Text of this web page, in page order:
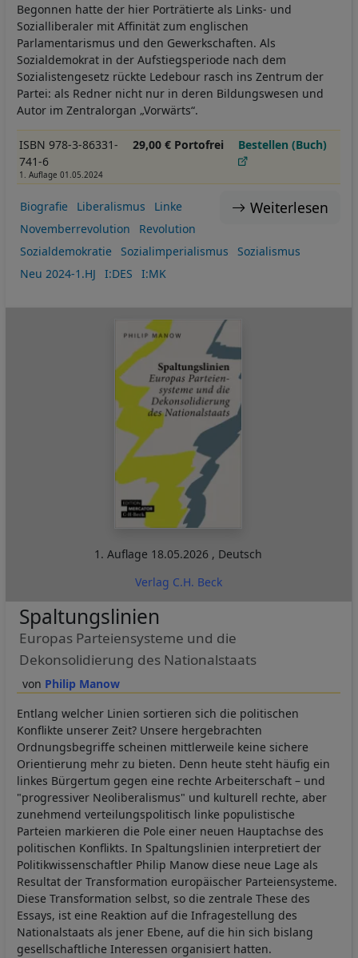
Begonnen hatte der hier Porträtierte als Links- und
Sozialliberaler mit Affinität zum englischen
Parlamentarismus und den Gewerkschaften. Als
Sozialdemokrat in der Aufstiegsperiode nach dem
Sozialistengesetz rückte Ledebour rasch ins Zentrum der
Partei: als Redner nicht nur in deren Bildungswesen und
Autor im Zentralorgan „Vorwärts“.
ISBN 978-3-86331-
741-6
1. Auflage 01.05.2024
29,00 € Portofrei Bestellen (Buch)
Weiterlesen
Biografie Liberalismus
Linke
Novemberrevolution
Revolution
Sozialdemokratie
Sozialimperialismus
Sozialismus
Neu 2024-1.HJ
I:DES I:MK
1. Auflage 18.05.2026 , Deutsch
Verlag C.H. Beck
Philip Manow
Spaltungslinien
Europas Parteiensysteme und die
Dekonsolidierung des Nationalstaats
Entlang welcher Linien sortieren sich die politischen
Konflikte unserer Zeit? Unsere hergebrachten
Ordnungsbegriffe scheinen mittlerweile keine sichere
Orientierung mehr zu bieten. Denn heute steht häufig ein
linkes Bürgertum gegen eine rechte Arbeiterschaft – und
"progressiver Neoliberalismus" und kulturell rechte, aber
zunehmend verteilungspolitisch linke populistische
Parteien markieren die Pole einer neuen Hauptachse des
politischen Konflikts. In Spaltungslinien interpretiert der
Politikwissenschaftler Philip Manow diese neue Lage als
Resultat der Transformation europäischer Parteiensysteme.
Diese Transformation selbst, so die zentrale These des
Essays, ist eine Reaktion auf die Infragestellung des
Nationalstaats als jener Ebene, auf die hin sich bislang
gesellschaftliche Interessen organisiert hatten.